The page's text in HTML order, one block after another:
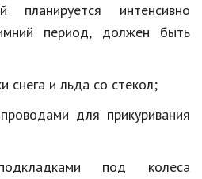
планируется интенсивно
период, должен быть
снега и льда со стекол;
для прикуривания
под колеса